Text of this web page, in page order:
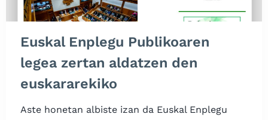
Euskal Enplegu Publikoaren
legea zertan aldatzen den
euskararekiko
Aste honetan albiste izan da Euskal Enplegu